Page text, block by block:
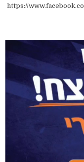
https://